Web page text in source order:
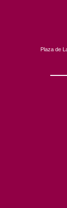
Plaza de